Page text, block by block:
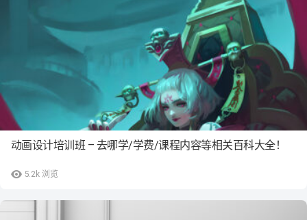
5.2k 浏览
动画设计培训班 – 去哪学/学费/课程内容等相关百科大全！